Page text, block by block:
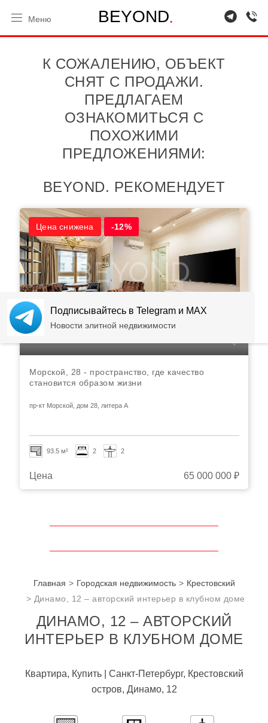
BEYOND.
Меню
К СОЖАЛЕНИЮ, ОБЪЕКТ
СНЯТ С ПРОДАЖИ.
ПРЕДЛАГАЕМ
ОЗНАКОМИТЬСЯ С
ПОХОЖИМИ
ПРЕДЛОЖЕНИЯМИ:
BEYOND. РЕКОМЕНДУЕТ
Цена снижена -12%
Морской, 28 - пространство, где качество
становится образом жизни
пр-кт Морской, дом 28, литера А
93.5 м² 2 2
Цена 65 000 000 ₽
Главная Городская недвижимость
Крестовский
Динамо, 12 – авторский интерьер в клубном доме
ДИНАМО, 12 – АВТОРСКИЙ
ИНТЕРЬЕР В КЛУБНОМ ДОМЕ
Квартира, Купить | Санкт-Петербург, Крестовский
остров, Динамо, 12
Подписывайтесь в Telegram и MAX
Новости элитной недвижимости